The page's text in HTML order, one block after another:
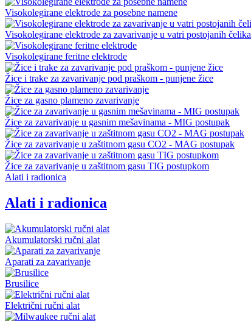
Visokolegirane elektrode za posebne namene
Visokolegirane elektrode za zavarivanje u vatri postojanih čelika
Visokolegirane feritne elektrode
Žice i trake za zavarivanje pod praškom - punjene žice
Žice za gasno plameno zavarivanje
Žice za zavarivanje u gasnim mešavinama - MIG postupak
Žice za zavarivanje u zaštitnom gasu CO2 - MAG postupak
Žice za zavarivanje u zaštitnom gasu TIG postupkom
Alati i radionica
Alati i radionica
Akumulatorski ručni alat
Aparati za zavarivanje
Brusilice
Električni ručni alat